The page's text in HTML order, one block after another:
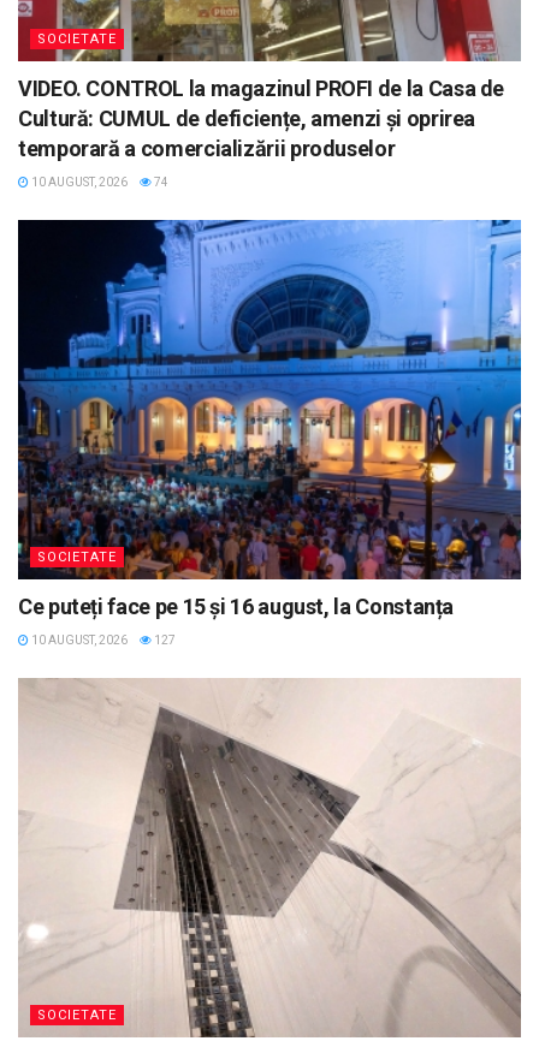
SOCIETATE
VIDEO. CONTROL la magazinul PROFI de la Casa de
Cultură: CUMUL de deficiențe, amenzi și oprirea
temporară a comercializării produselor
10 AUGUST, 2026 74
SOCIETATE
Ce puteți face pe 15 și 16 august, la Constanța
10 AUGUST, 2026 127
SOCIETATE